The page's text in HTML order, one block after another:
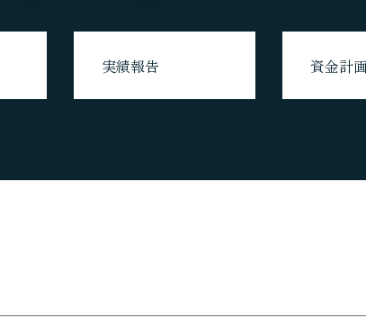
会社概要
スタッフ紹介実績報告 資金計